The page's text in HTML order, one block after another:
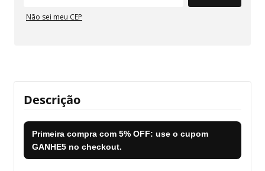
Não sei meu CEP
Descrição
Primeira compra com 5% OFF: use o cupom
GANHE5 no checkout.